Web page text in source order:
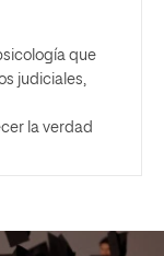
que
judiciales,
la verdad